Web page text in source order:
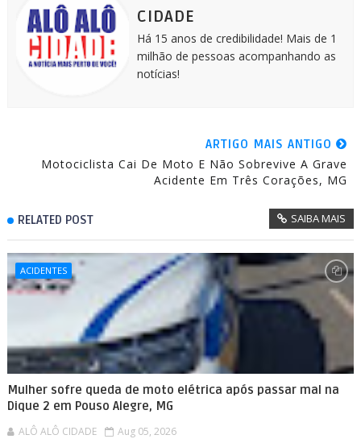
CIDADE
Há 15 anos de credibilidade! Mais de 1
milhão de pessoas acompanhando as
notícias!
ARTIGO MAIS ANTIGO
Motociclista Cai De Moto E Não Sobrevive A Grave
Acidente Em Três Corações, MG
RELATED POST SAIBA MAIS
ACIDENTES
Mulher sofre queda de moto elétrica após passar mal na
Dique 2 em Pouso Alegre, MG
ALÔ ALÔ CIDADE Aug 05, 2026